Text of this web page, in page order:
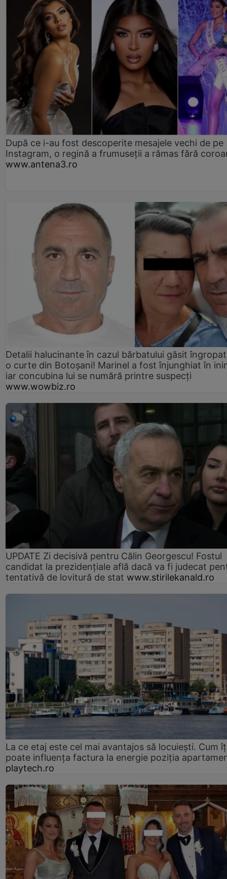
După ce i-au fost descoperite mesajele vechi de pe
Instagram, o regină a frumuseții a rămas fără
www.antena3.ro
Detalii halucinante în cazul bărbatului găsit
o curte din Botoșani! Marinel a fost înjunghiat în
iar concubina lui se numără printre suspecți
www.wowbiz.ro
UPDATE Zi decisivă pentru Călin Georgescu! Fostul
candidat la prezidențiale află dacă va fi judecat
tentativă de lovitură de stat www.stirilekanald.ro
La ce etaj este cel mai avantajos să locuiești. Cum
poate influența factura la energie poziția
playtech.ro